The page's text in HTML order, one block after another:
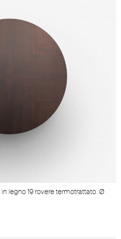
legno 19 rovere termotrattato. Ø